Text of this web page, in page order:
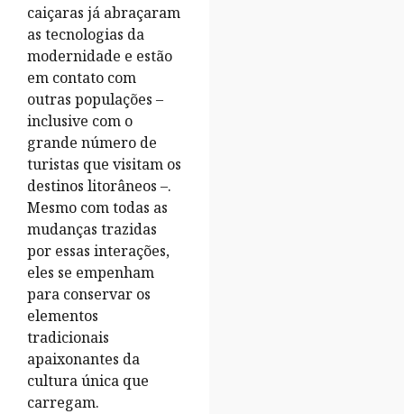
caiçaras já abraçaram
as tecnologias da
modernidade e estão
em contato com
outras populações –
inclusive com o
grande número de
turistas que visitam os
destinos litorâneos –.
Mesmo com todas as
mudanças trazidas
por essas interações,
eles se empenham
para conservar os
elementos
tradicionais
apaixonantes da
cultura única que
carregam.